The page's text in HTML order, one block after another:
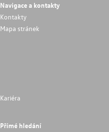
Navigace a kontakty
Kontakty
Mapa stránek
Kariéra
Přímé hledání